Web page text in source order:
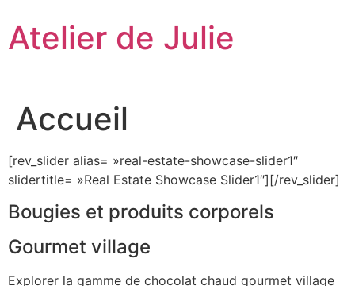
contenu
Atelier de Julie
Accueil
[rev_slider alias= »real-estate-showcase-slider1″
slidertitle= »Real Estate Showcase Slider1″][/rev_slider]
Bougies et produits corporels
Gourmet village
Explorer la gamme de chocolat chaud gourmet village